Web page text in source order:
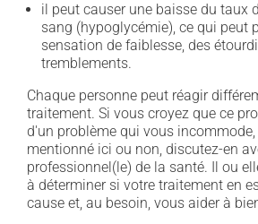
il peut causer une baisse du taux
sang (hypoglycémie), ce qui peut
sensation de faiblesse, des
tremblements.
Chaque personne peut réagir
traitement. Si vous croyez que ce
d'un problème qui vous
mentionné ici ou non, discutez-en
professionnel(le) de la santé. Il ou
à déterminer si votre traitement en
cause et, au besoin, vous aider à